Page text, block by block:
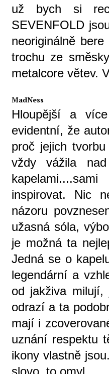
už bych si
SEVENFOLD
neoriginálně
trochu ze
metalcore větev.
MadNess
Hloupější a
evidentní, že
proč jejich
vždy vážila
inspirovat. Nic
názoru
užasná sóla,
je možná ta
Jedná se o
legendární a
od jakživa
odrazí a ta
mají i
uznání respektu
ikony vlastně
slovo, to omyl.